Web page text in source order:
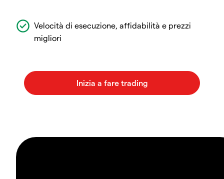
Velocità di esecuzione, affidabilità e prezzi
migliori